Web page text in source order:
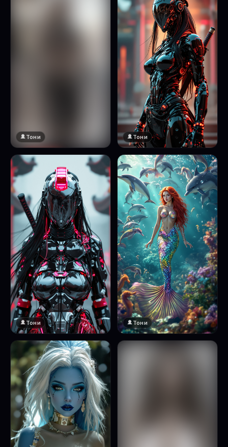
🔞 18+
Натисни за преглед
Тони Тони
Тони Тони